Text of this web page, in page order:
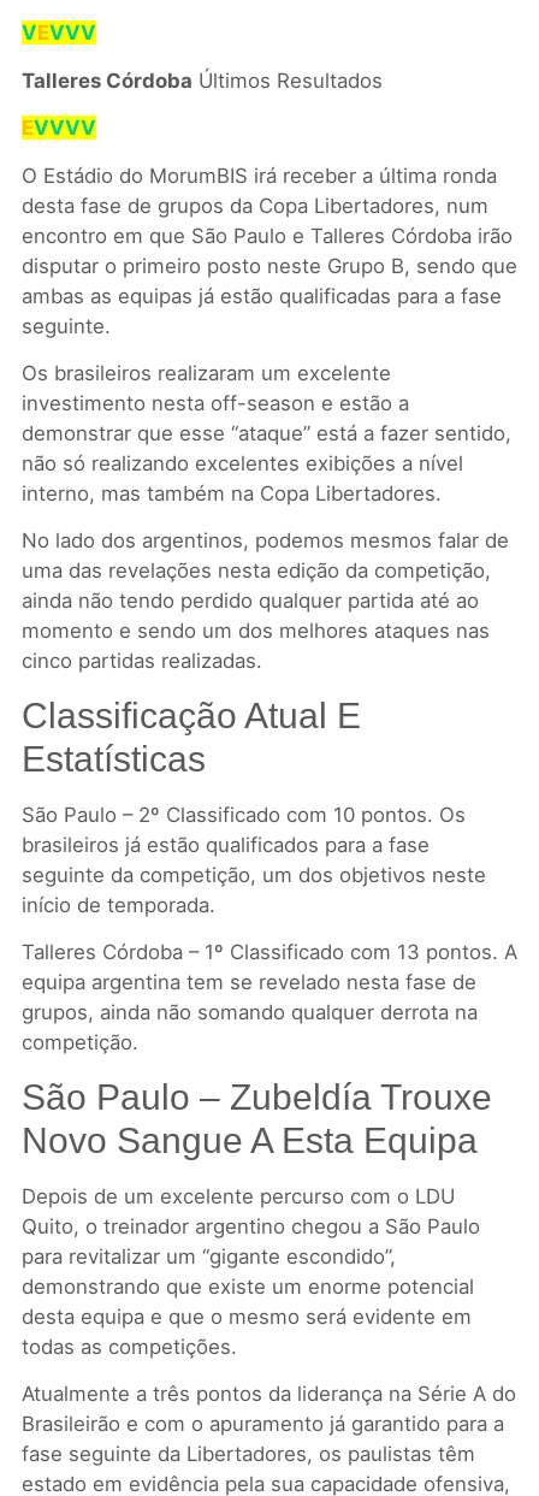
VEVVV
Talleres Córdoba Últimos Resultados
EVVVV
O Estádio do MorumBIS irá receber a última ronda
desta fase de grupos da Copa Libertadores, num
encontro em que São Paulo e Talleres Córdoba irão
disputar o primeiro posto neste Grupo B, sendo que
ambas as equipas já estão qualificadas para a fase
seguinte.
Os brasileiros realizaram um excelente
investimento nesta off-season e estão a
demonstrar que esse “ataque” está a fazer sentido,
não só realizando excelentes exibições a nível
interno, mas também na Copa Libertadores.
No lado dos argentinos, podemos mesmos falar de
uma das revelações nesta edição da competição,
ainda não tendo perdido qualquer partida até ao
momento e sendo um dos melhores ataques nas
cinco partidas realizadas.
Classificação Atual E
Estatísticas
São Paulo – 2º Classificado com 10 pontos. Os
brasileiros já estão qualificados para a fase
seguinte da competição, um dos objetivos neste
início de temporada.
Talleres Córdoba – 1º Classificado com 13 pontos. A
equipa argentina tem se revelado nesta fase de
grupos, ainda não somando qualquer derrota na
competição.
São Paulo – Zubeldía Trouxe
Novo Sangue A Esta Equipa
Depois de um excelente percurso com o LDU
Quito, o treinador argentino chegou a São Paulo
para revitalizar um “gigante escondido”,
demonstrando que existe um enorme potencial
desta equipa e que o mesmo será evidente em
todas as competições.
Atualmente a três pontos da liderança na Série A do
Brasileirão e com o apuramento já garantido para a
fase seguinte da Libertadores, os paulistas têm
estado em evidência pela sua capacidade ofensiva,